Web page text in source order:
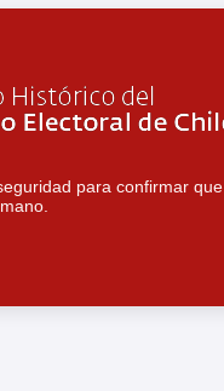
para confirmar que